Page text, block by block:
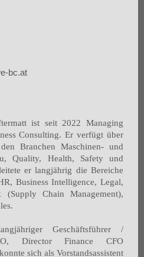
bc.at
ist seit 2022 Managing
Consulting. Er verfügt über
Branchen Maschinen- und
Quality, Health, Safety und
er langjährig die Bereiche
Business Intelligence, Legal,
(Supply Chain Management),
Geschäftsführer /
Director Finance CFO
sich als Vorstandsassistent